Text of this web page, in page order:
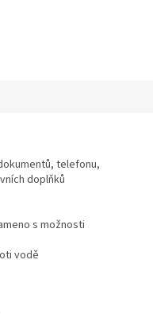
telefonu,
doplňků
s možnosti
vodě